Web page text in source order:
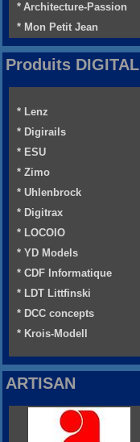
* Architecture-Passion
* Mon Petit Jean
Produits DIGITAL
* Lenz
* Digirails
* ESU
* Zimo
* Uhlenbrock
* Digitrax
* LOCOIO
* YD Models
* CDF Informatique
* LDT Littfinski
* DCC concepts
* Krois-Modell
ARTISAN